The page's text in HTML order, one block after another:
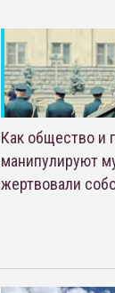
Как общество и
манипулируют
жертвовали